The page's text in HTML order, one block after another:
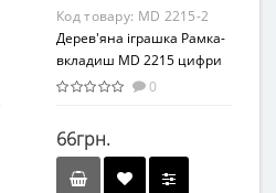
Код товару: MD 2215-2
Дерев'яна іграшка Рамка-
вкладиш MD 2215 цифри
(MD 2215-2)
0
66грн.